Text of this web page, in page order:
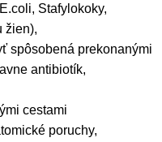
Stafylokoky,
žien),
spôsobená prekonanými
antibiotík,
cestami
poruchy,